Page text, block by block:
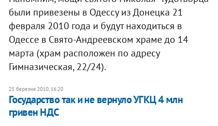
были привезены в Одессу из Донецка 21
февраля 2010 года и будут находиться в
Одессе в Свято-Андреевском храме до 14
марта (храм расположен по адресу
Гимназическая, 22/24).
25 березня 2010, 16:20
Государство так и не вернуло УГКЦ 4 млн
гривен НДС